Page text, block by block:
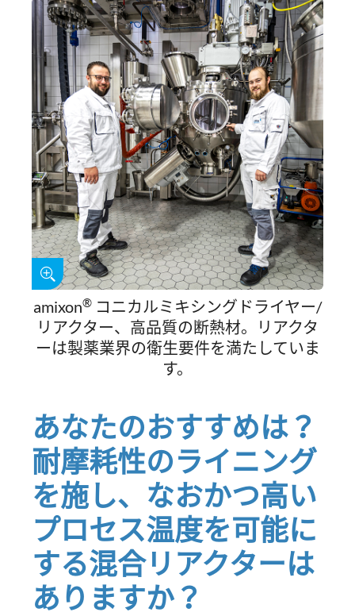
amixon® コニカルミキシングドライヤー/
リアクター、高品質の断熱材。リアクタ
ーは製薬業界の衛生要件を満たしていま
す。
あなたのおすすめは？
耐摩耗性のライニング
を施し、なおかつ高い
プロセス温度を可能に
する混合リアクターは
ありますか？